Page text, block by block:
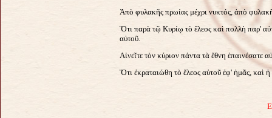
Ἀπὸ φυλακῆς πρωίας μέχρι νυκτός, ἀπὸ
Ὅτι παρὰ τῷ Κυρίῳ τὸ ἔλεος καὶ πολλὴ παρ'
αὐτοῦ.
Αἰνεῖτε τὸν κύριον πάντα τὰ ἔθνη ἐπαινέσατε
Ὅτι ἐκραταιώθη τὸ ἔλεος αὐτοῦ ἐφ' ἡμᾶς, καὶ ἡ